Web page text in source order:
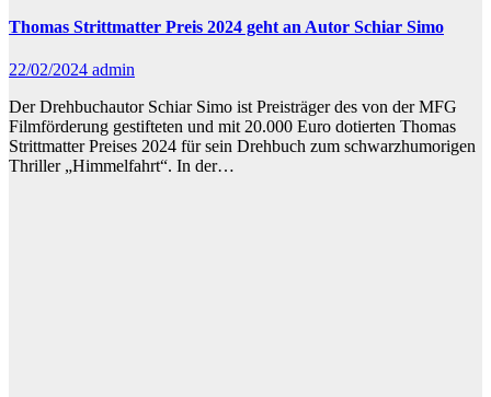
Thomas Strittmatter Preis 2024 geht an Autor Schiar Simo
22/02/2024 admin
Der Drehbuchautor Schiar Simo ist Preisträger des von der MFG
Filmförderung gestifteten und mit 20.000 Euro dotierten Thomas
Strittmatter Preises 2024 für sein Drehbuch zum schwarzhumorigen
Thriller „Himmelfahrt“. In der…